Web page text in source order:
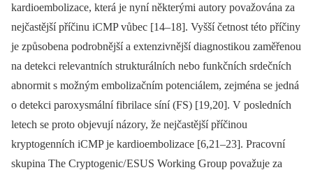
kardioembolizace, která je nyní některými autory považována za
nejčastější příčinu iCMP vůbec [14–18]. Vyšší četnost této příčiny
je způsobena podrobnější a extenzivnější diagnostikou zaměřenou
na detekci relevantních strukturálních nebo funkčních srdečních
abnormit s možným embolizačním potenciálem, zejména se jedná
o detekci paroxysmální fibrilace síní (FS) [19,20]. V posledních
letech se proto objevují názory, že nejčastější příčinou
kryptogenních iCMP je kardioembolizace [6,21–23]. Pracovní
skupina The Cryptogenic/ ESUS Working Group považuje za